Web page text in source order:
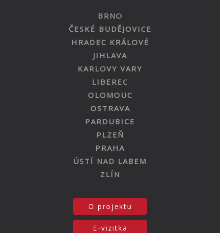
BRNO
ČESKÉ BUDĚJOVICE
HRADEC KRÁLOVÉ
JIHLAVA
KARLOVY VARY
LIBEREC
OLOMOUC
OSTRAVA
PARDUBICE
PLZEŇ
PRAHA
ÚSTÍ NAD LABEM
ZLÍN
O projektu
E-vizitka